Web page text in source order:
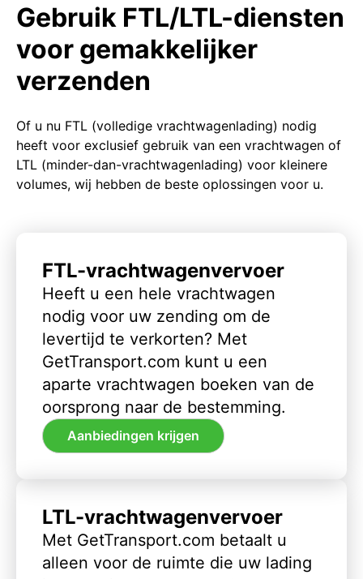
Gebruik FTL/LTL-diensten
voor gemakkelijker
verzenden
Of u nu FTL (volledige vrachtwagenlading) nodig
heeft voor exclusief gebruik van een vrachtwagen of
LTL (minder-dan-vrachtwagenlading) voor kleinere
volumes, wij hebben de beste oplossingen voor u.
FTL-vrachtwagenvervoer
Heeft u een hele vrachtwagen
nodig voor uw zending om de
levertijd te verkorten? Met
GetTransport.com kunt u een
aparte vrachtwagen boeken van de
oorsprong naar de bestemming.
Aanbiedingen krijgen
LTL-vrachtwagenvervoer
Met GetTransport.com betaalt u
alleen voor de ruimte die uw lading